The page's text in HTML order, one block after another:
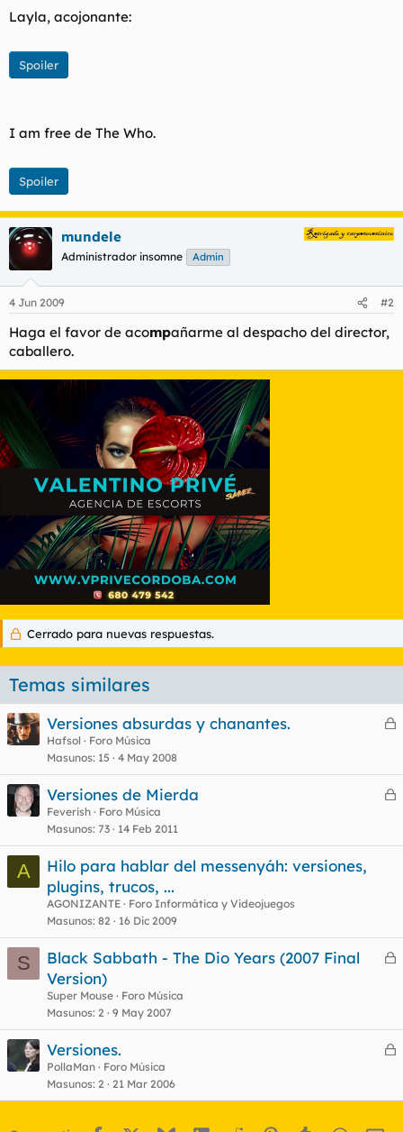
Layla, acojonante:
Spoiler
I am free de The Who.
Spoiler
mundele
Administrador insomne Admin
4 Jun 2009 #2
Haga el favor de acompañarme al despacho del director,
caballero.
Cerrado para nuevas respuestas.
Temas similares
C
r
a
Versiones absurdas y chanantes.
Hafsol
Foro Música
Masunos 15 4 May 2008
C
r
Versiones de Mierda
Feverish
Foro Música
Masunos 73 14 Feb 2011
A
Hilo para hablar del messenyáh: versiones,
plugins, trucos, ...
AGONIZANTE
Foro Informática y Videojuegos
Masunos 82 16 Dic 2009
S
C
a
d
Black Sabbath - The Dio Years (2007 Final
Version)
Super Mouse
Foro Música
Masunos 2 9 May 2007
C
r
Versiones.
PollaMan
Foro Música
Masunos 2 21 Mar 2006